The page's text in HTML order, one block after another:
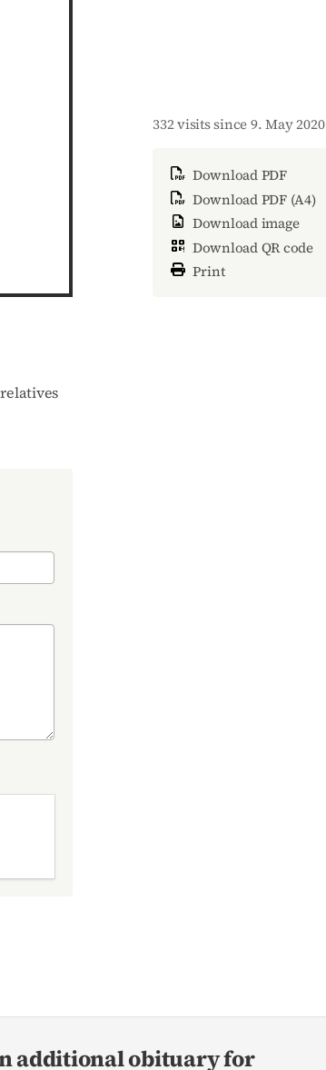
332 visits since 9. May 2020
Download PDF
Download PDF (A4)
Download image
Download QR code
Print
additional obituary for